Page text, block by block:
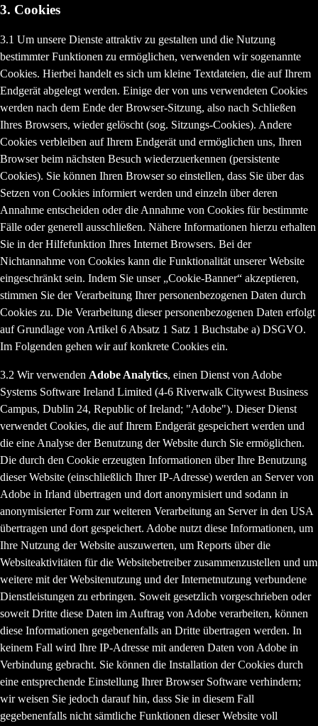
3. Cookies
3.1 Um unsere Dienste attraktiv zu gestalten und die Nutzung
bestimmter Funktionen zu ermöglichen, verwenden wir sogenannte
Cookies. Hierbei handelt es sich um kleine Textdateien, die auf Ihrem
Endgerät abgelegt werden. Einige der von uns verwendeten Cookies
werden nach dem Ende der Browser-Sitzung, also nach Schließen
Ihres Browsers, wieder gelöscht (sog. Sitzungs-Cookies). Andere
Cookies verbleiben auf Ihrem Endgerät und ermöglichen uns, Ihren
Browser beim nächsten Besuch wiederzuerkennen (persistente
Cookies). Sie können Ihren Browser so einstellen, dass Sie über das
Setzen von Cookies informiert werden und einzeln über deren
Annahme entscheiden oder die Annahme von Cookies für bestimmte
Fälle oder generell ausschließen. Nähere Informationen hierzu erhalten
Sie in der Hilfefunktion Ihres Internet Browsers. Bei der
Nichtannahme von Cookies kann die Funktionalität unserer Website
eingeschränkt sein. Indem Sie unser „Cookie-Banner“ akzeptieren,
stimmen Sie der Verarbeitung Ihrer personenbezogenen Daten durch
Cookies zu. Die Verarbeitung dieser personenbezogenen Daten erfolgt
auf Grundlage von Artikel 6 Absatz 1 Satz 1 Buchstabe a) DSGVO.
Im Folgenden gehen wir auf konkrete Cookies ein.
3.2 Wir verwenden Adobe Analytics, einen Dienst von Adobe
Systems Software Ireland Limited (4-6 Riverwalk Citywest Business
Campus, Dublin 24, Republic of Ireland; "Adobe"). Dieser Dienst
verwendet Cookies, die auf Ihrem Endgerät gespeichert werden und
die eine Analyse der Benutzung der Website durch Sie ermöglichen.
Die durch den Cookie erzeugten Informationen über Ihre Benutzung
dieser Website (einschließlich Ihrer IP-Adresse) werden an Server von
Adobe in Irland übertragen und dort anonymisiert und sodann in
anonymisierter Form zur weiteren Verarbeitung an Server in den USA
übertragen und dort gespeichert. Adobe nutzt diese Informationen, um
Ihre Nutzung der Website auszuwerten, um Reports über die
Websiteaktivitäten für die Websitebetreiber zusammenzustellen und um
weitere mit der Websitenutzung und der Internetnutzung verbundene
Dienstleistungen zu erbringen. Soweit gesetzlich vorgeschrieben oder
soweit Dritte diese Daten im Auftrag von Adobe verarbeiten, können
diese Informationen gegebenenfalls an Dritte übertragen werden. In
keinem Fall wird Ihre IP-Adresse mit anderen Daten von Adobe in
Verbindung gebracht. Sie können die Installation der Cookies durch
eine entsprechende Einstellung Ihrer Browser Software verhindern;
wir weisen Sie jedoch darauf hin, dass Sie in diesem Fall
gegebenenfalls nicht sämtliche Funktionen dieser Website voll